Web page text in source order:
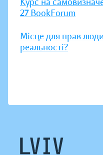
Курс на
27 BookForum
Місце для прав
реальності?